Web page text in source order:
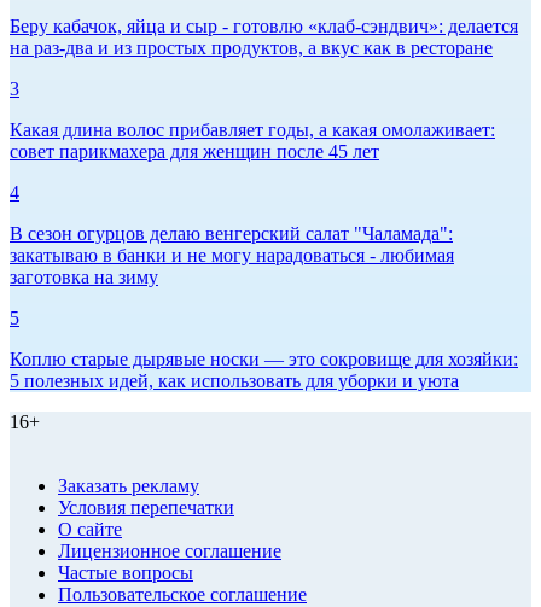
Беру кабачок, яйца и сыр - готовлю «клаб-сэндвич»: делается
на раз-два и из простых продуктов, а вкус как в ресторане
3
Какая длина волос прибавляет годы, а какая омолаживает:
совет парикмахера для женщин после 45 лет
4
В сезон огурцов делаю венгерский салат "Чаламада":
закатываю в банки и не могу нарадоваться - любимая
заготовка на зиму
5
Коплю старые дырявые носки — это сокровище для хозяйки:
5 полезных идей, как использовать для уборки и уюта
16+
Заказать рекламу
Условия перепечатки
О сайте
Лицензионное соглашение
Частые вопросы
Пользовательское соглашение